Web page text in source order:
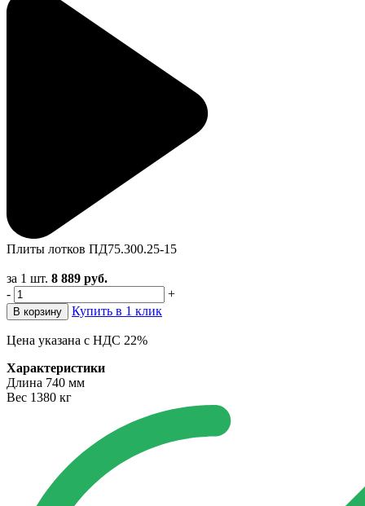
Плиты лотков ПД75.300.25-15
за 1 шт. 8 889 руб.
-
+
В корзину Купить в 1 клик
Цена указана с НДС 22%
Характеристики
Длина 740 мм
Вес 1380 кг